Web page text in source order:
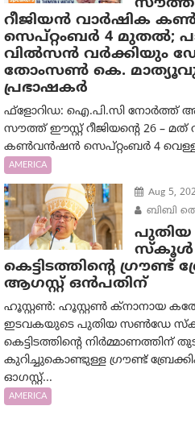
റീജിയൻ വാർഷിക
സെപ്റ്റംബർ 4 മുതൽ;
വിൽസൻ വർക്കിയും
തോംസൺ കെ.
പ്രഭാഷകർ
ഫ്ളോറിഡ: ഐ.പി.സി നോർത്ത്
സൗത്ത് ഈസ്റ്റ് റീജിയന്റെ 26 – മത്
കൺവൻഷൻ സെപ്റ്റംബർ 4
AMERICA
Aug 5,
ബിബി
സ്കൂൾ
കെട്ടിടത്തിന്റെ ഗ്രൗണ്ട്
ആഗസ്റ്റ് ഒൻപതിന്
ഹൂസ്റ്റൺ: ഹൂസ്റ്റൺ ക്നാനായ
ഇടവകയുടെ പുതിയ സൺഡേ
കെട്ടിടത്തിന്റെ നിർമ്മാണത്തിന്
കുറിച്ചുകൊണ്ടുള്ള ഗ്രൗണ്ട്
ഓഗസ്റ്റ്...
AMERICA